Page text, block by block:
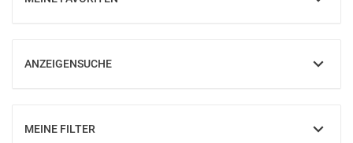
EINBLENDEN
ANZEIGENSUCHE
EINBLENDEN
MEINE FILTER
EINBLENDEN